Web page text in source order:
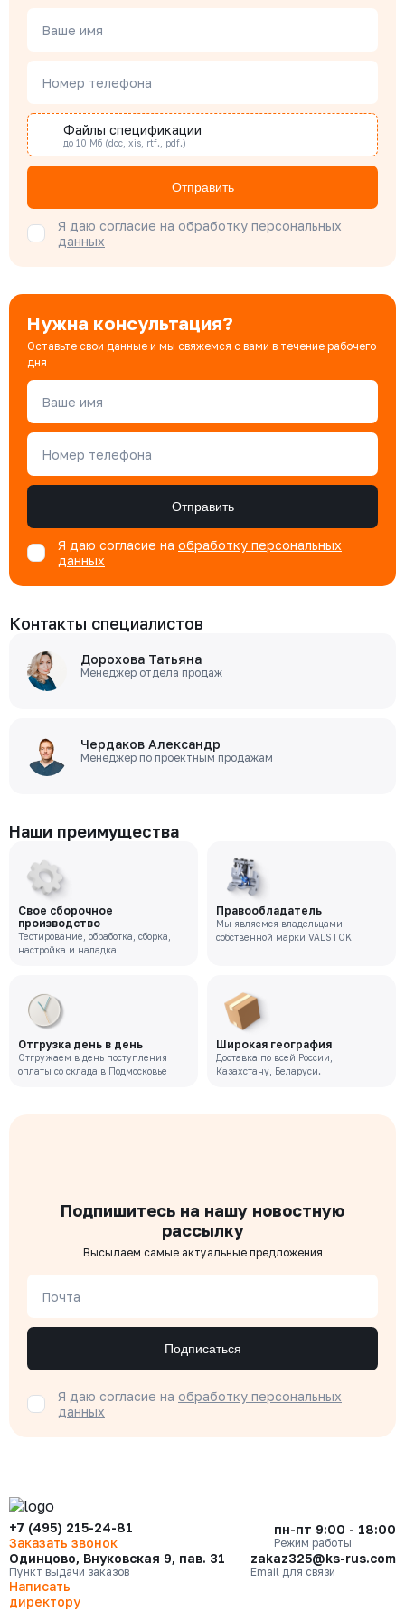
Наталья Гомонова
Бондарюк Евгения
Специалист отдела продаж
Ваше имя
Номер телефона
Файлы спецификации
до 10 Мб (doc, xis, rtf., pdf.)
Отправить
Я даю согласие на обработку персональных
данных
Нужна консультация?
Оставьте свои данные и мы свяжемся с вами в течение рабочего
дня
Ваше имя
Номер телефона
Отправить
Я даю согласие на обработку персональных
данных
Контакты специалистов
Дорохова Татьяна
Менеджер отдела продаж
Чердаков Александр
Менеджер по проектным продажам
Наши преимущества
Свое сборочное
производство
Тестирование, обработка, сборка,
настройка и наладка
Правообладатель
Мы являемся владельцами
собственной марки VALSTOK
Отгрузка день в день
Отгружаем в день поступления
оплаты со склада в Подмосковье
Широкая география
Доставка по всей России,
Казахстану, Беларуси.
Подпишитесь на нашу новостную
рассылку
Высылаем самые актуальные предложения
Почта
Подписаться
Я даю согласие на обработку персональных
данных
+7 (495) 215-24-81
Заказать звонок
пн-пт 9:00 - 18:00
Режим работы
Одинцово, Внуковская 9, пав. 31
Пункт выдачи заказов
zakaz325@ks-rus.com
Email для связи
Написать
директору